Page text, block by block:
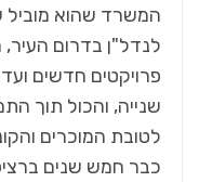
המשרד שהוא מוביל
לנדל"ן בדרום העיר,
פרויקטים חדשים
שנייה, והכול תוך
לטובת המוכרים